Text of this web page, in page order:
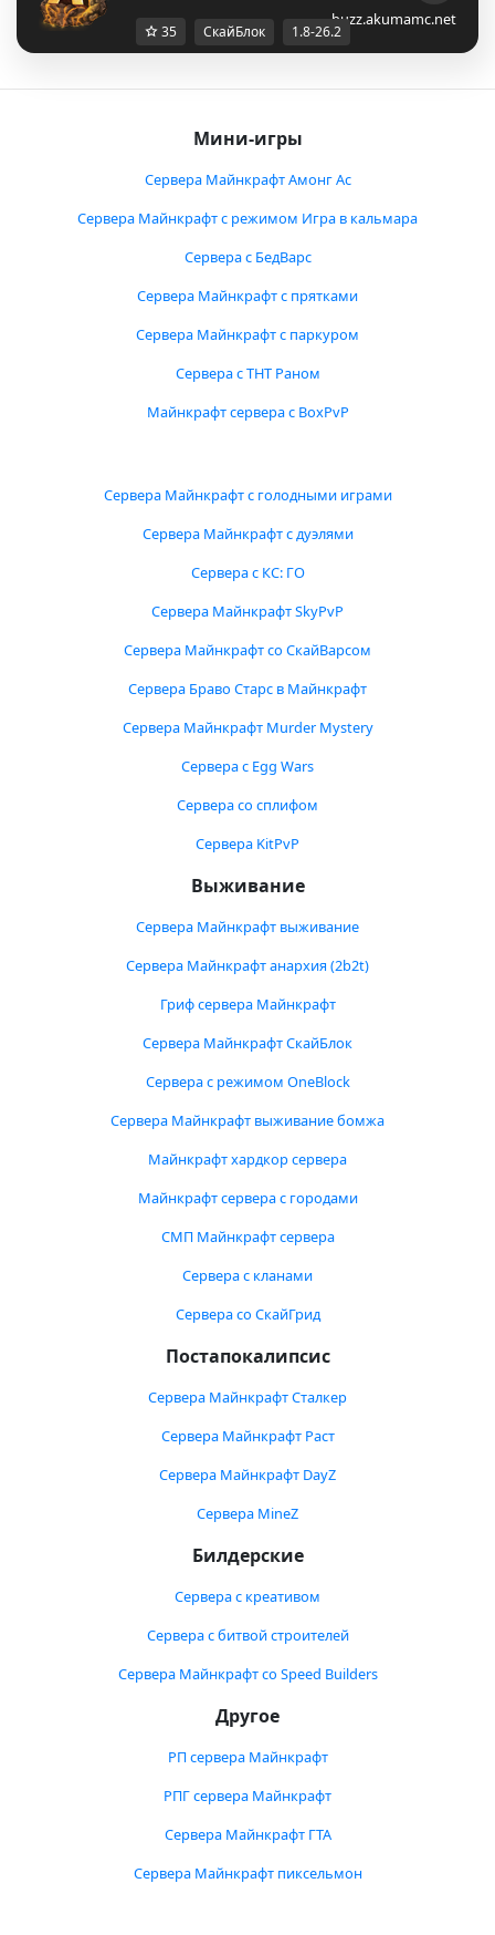
buzz.akumamc.net
35 СкайБлок 1.8-26.2
Мини-игры
Сервера Майнкрафт Амонг Ас
Сервера Майнкрафт с режимом Игра в кальмара
Сервера с БедВарс
Сервера Майнкрафт с прятками
Сервера Майнкрафт с паркуром
Сервера с ТНТ Раном
Майнкрафт сервера с BoxPvP
Сервера Майнкрафт с голодными играми
Сервера Майнкрафт с дуэлями
Сервера с КС: ГО
Сервера Майнкрафт SkyPvP
Сервера Майнкрафт со СкайВарсом
Сервера Браво Старс в Майнкрафт
Сервера Майнкрафт Murder Mystery
Сервера с Egg Wars
Сервера со сплифом
Сервера KitPvP
Выживание
Сервера Майнкрафт выживание
Сервера Майнкрафт анархия (2b2t)
Гриф сервера Майнкрафт
Сервера Майнкрафт СкайБлок
Сервера с режимом OneBlock
Сервера Майнкрафт выживание бомжа
Майнкрафт хардкор сервера
Майнкрафт сервера с городами
СМП Майнкрафт сервера
Сервера с кланами
Сервера со СкайГрид
Постапокалипсис
Сервера Майнкрафт Сталкер
Сервера Майнкрафт Раст
Сервера Майнкрафт DayZ
Сервера MineZ
Билдерские
Сервера с креативом
Сервера с битвой строителей
Сервера Майнкрафт со Speed Builders
Другое
РП сервера Майнкрафт
РПГ сервера Майнкрафт
Сервера Майнкрафт ГТА
Сервера Майнкрафт пиксельмон